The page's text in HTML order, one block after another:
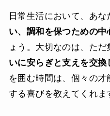
日常生活において、あな
い、調和を保つための中
ょう。大切なのは、た
いに安らぎと支えを交換
を囲む時間は、個々の
する喜びを教えてくれま